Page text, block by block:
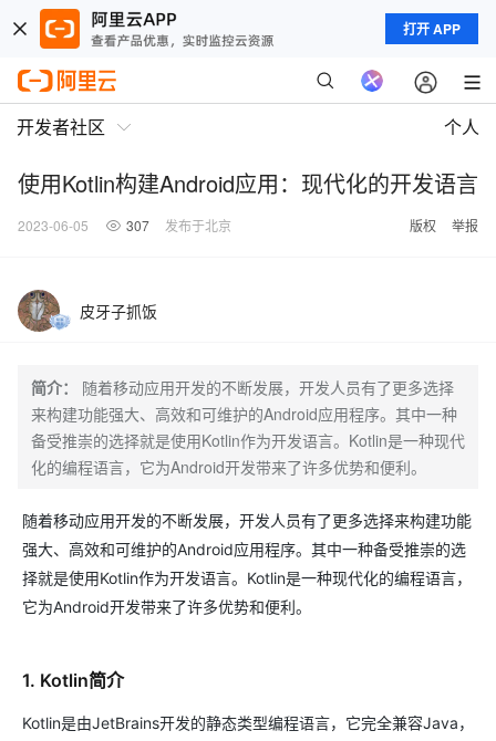
打开 APP
开发者社区 个人
使用Kotlin构建Android应用：现代化的开发语言
2023-06-05 307 发布于北京 版权 举报
皮牙子抓饭
简介：
随着移动应用开发的不断发展，开发人员有了更多选择
来构建功能强大、高效和可维护的Android应用程序。其中一种
备受推崇的选择就是使用Kotlin作为开发语言。Kotlin是一种现代
化的编程语言，它为Android开发带来了许多优势和便利。
随着移动应用开发的不断发展，开发人员有了更多选择来构建功能
强大、高效和可维护的Android应用程序。其中一种备受推崇的选
择就是使用Kotlin作为开发语言。Kotlin是一种现代化的编程语言，
它为Android开发带来了许多优势和便利。
1. Kotlin简介
Kotlin是由JetBrains开发的静态类型编程语言，它完全兼容Java，